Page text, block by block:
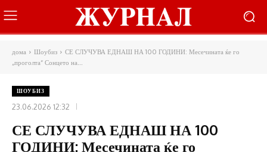
дома Шоубиз
СЕ СЛУЧУВА ЕДНАШ НА 100 ГОДИНИ: Месечината ќе го
„проголта“ Сонцето на...
ШОУБИЗ
23.06.2026 12:32
СЕ СЛУЧУВА ЕДНАШ НА 100
ГОДИНИ: Месечината ќе го